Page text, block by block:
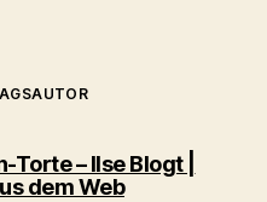
– Ilse Blogt |
dem Websagt: